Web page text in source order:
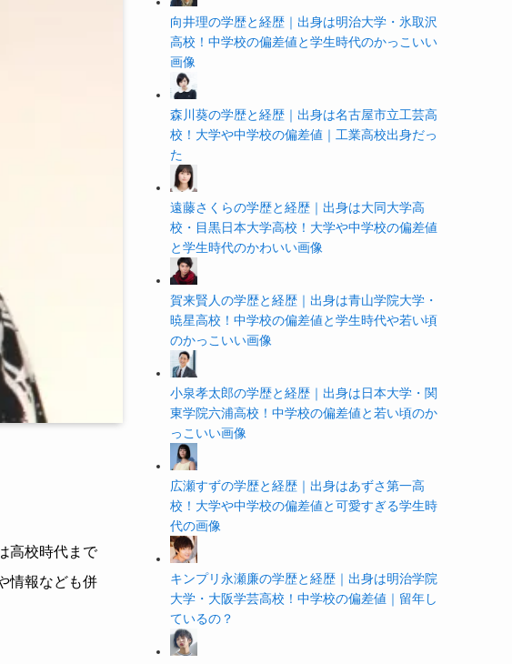
高校時代まで
情報なども併
向井理の学歴と経歴｜出身は明治大学・氷取沢
高校！中学校の偏差値と学生時代のかっこいい
画像
森川葵の学歴と経歴｜出身は名古屋市立工芸高
校！大学や中学校の偏差値｜工業高校出身だっ
た
遠藤さくらの学歴と経歴｜出身は大同大学高
校・目黒日本大学高校！大学や中学校の偏差値
と学生時代のかわいい画像
賀来賢人の学歴と経歴｜出身は青山学院大学・
暁星高校！中学校の偏差値と学生時代や若い頃
のかっこいい画像
小泉孝太郎の学歴と経歴｜出身は日本大学・関
東学院六浦高校！中学校の偏差値と若い頃のか
っこいい画像
広瀬すずの学歴と経歴｜出身はあずさ第一高
校！大学や中学校の偏差値と可愛すぎる学生時
代の画像
キンプリ永瀬廉の学歴と経歴｜出身は明治学院
大学・大阪学芸高校！中学校の偏差値｜留年し
ているの？